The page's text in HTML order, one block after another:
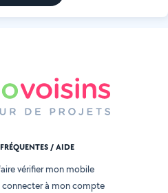
/ AIDE
vérifier mon mobile
connecter à mon compte